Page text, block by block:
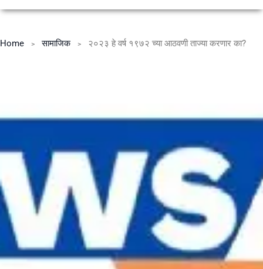
Home सामाजिक २०२३ हे वर्ष १९७२ च्या आठवणी ताज्या करणार का?